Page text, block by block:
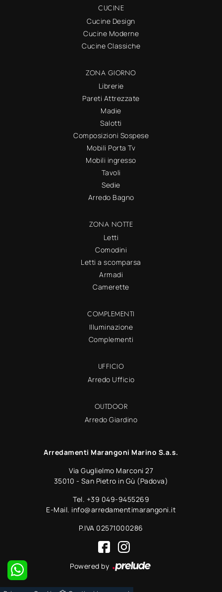
CUCINE
Cucine Design
Cucine Moderne
Cucine Classiche
ZONA GIORNO
Librerie
Pareti Attrezzate
Madie
Salotti
Composizioni Sospese
Mobili Porta Tv
Mobili ingresso
Tavoli
Sedie
Arredo Bagno
ZONA NOTTE
Letti
Comodini
Letti a scomparsa
Armadi
Camerette
COMPLEMENTI
Illuminazione
Complementi
UFFICIO
Arredo Ufficio
OUTDOOR
Arredo Giardino
Arredamenti Marangoni Marino S.a.s.
Via Guglielmo Marconi 27
35010 - San Pietro in Gù (Padova)
Tel. +39 049-9455269
E-Mail. info@arredamentimarangoni.it
P.IVA 02571000286
Powered by